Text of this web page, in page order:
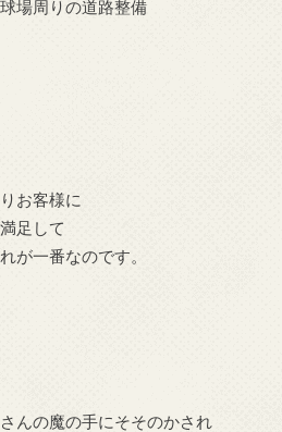
場周りの道路整備
お客様に
足して
が一番なのです。
んの魔の手にそそのかされ